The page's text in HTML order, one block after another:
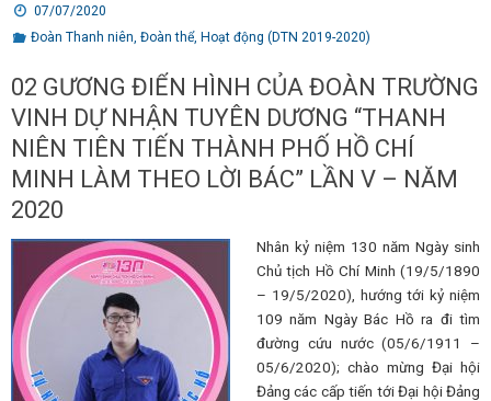
07/07/2020
Đoàn Thanh niên, Đoàn thể, Hoạt động (DTN 2019-2020)
02 GƯƠNG ĐIỂN HÌNH CỦA ĐOÀN TRƯỜNG
VINH DỰ NHẬN TUYÊN DƯƠNG “THANH
NIÊN TIÊN TIẾN THÀNH PHỐ HỒ CHÍ
MINH LÀM THEO LỜI BÁC” LẦN V – NĂM
2020
Nhân kỷ niệm 130 năm Ngày sinh
Chủ tịch Hồ Chí Minh (19/5/1890
– 19/5/2020), hướng tới kỷ niệm
109 năm Ngày Bác Hồ ra đi tìm
đường cứu nước (05/6/1911 –
05/6/2020); chào mừng Đại hội
Đảng các cấp tiến tới Đại hội Đảng